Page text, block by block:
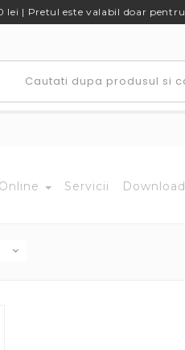
| Pretul este valabil doar pentru
Servicii Download